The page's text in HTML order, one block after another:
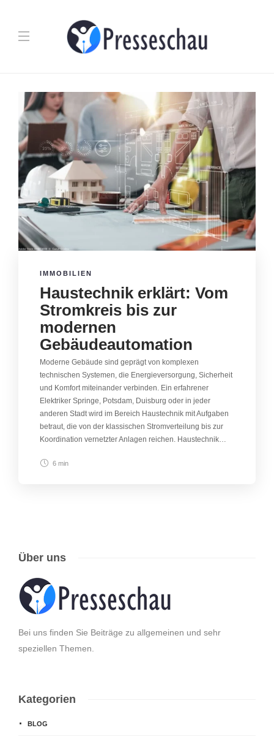
IMMOBILIEN
Haustechnik erklärt: Vom
Stromkreis bis zur
modernen
Gebäudeautomation
Moderne Gebäude sind geprägt von komplexen
technischen Systemen, die Energieversorgung, Sicherheit
und Komfort miteinander verbinden. Ein erfahrener
Elektriker Springe, Potsdam, Duisburg oder in jeder
anderen Stadt wird im Bereich Haustechnik mit Aufgaben
betraut, die von der klassischen Stromverteilung bis zur
Koordination vernetzter Anlagen reichen. Haustechnik…
6 min
Über uns
Bei uns finden Sie Beiträge zu allgemeinen und sehr
speziellen Themen.
Kategorien
BLOG